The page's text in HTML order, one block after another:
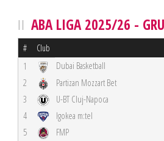
ABA LIGA 2025/26 -
# Club
1 Dubai Basketball
2
Partizan Mozzart Bet
3
U-BT Cluj-Napoca
4
Igokea m:tel
5
FMP